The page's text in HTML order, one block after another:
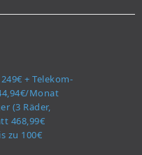
+ Telekom-
Monat
(3 Räder,
468,99€
zu 100€